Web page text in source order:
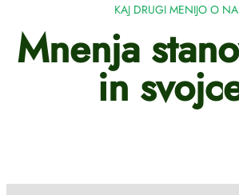
KAJ DRUGI MENIJO O
Mnenja
in